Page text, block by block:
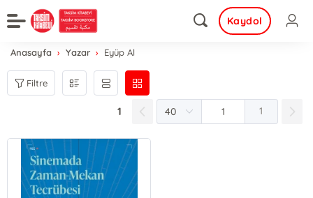
Kaydol
Anasayfa Yazar Eyüp Al
Filtre
1 1